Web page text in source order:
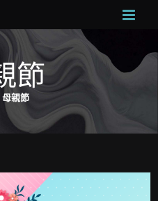
節
母親節